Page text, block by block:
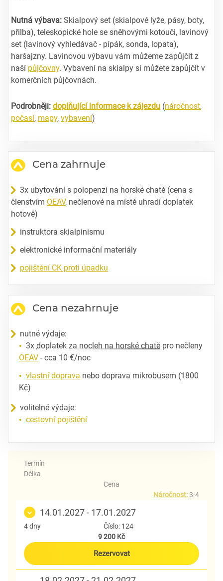
Nutná výbava: Skialpový set (skialpové lyže, pásy, boty,
přilba), teleskopické hole se sněhovými kotouči, lavinový
set (lavinový vyhledávač - pípák, sonda, lopata),
haršajzny. Lavinovou výbavu vám můžeme zapůjčit z
naší půjčovny. Vybavení na skialpy si můžete zapůjčit v
komerčních půjčovnách.
Podrobněji: doplňující informace k zájezdu (náročnost,
počasí, mapy, vybavení)
Cena zahrnuje
3x ubytování s polopenzí na horské chatě (cena s
členstvím OEAV, nečlenové na místě uhradí doplatek
hotově)
instruktora skialpinismu
elektronické informační materiály
pojištění CK proti úpadku
Cena nezahrnuje
nutné výdaje:
3x doplatek za nocleh na horské chatě pro nečleny
OEAV - cca 10 €/noc
vlastní doprava nebo doprava mikrobusem (1800
Kč)
volitelné výdaje:
cestovní pojištění
Termín
Délka
Cena
Náročnost:3-4
14.01.2027 - 17.01.2027
4 dny
Číslo: 124
9 200 Kč
Rezervovat